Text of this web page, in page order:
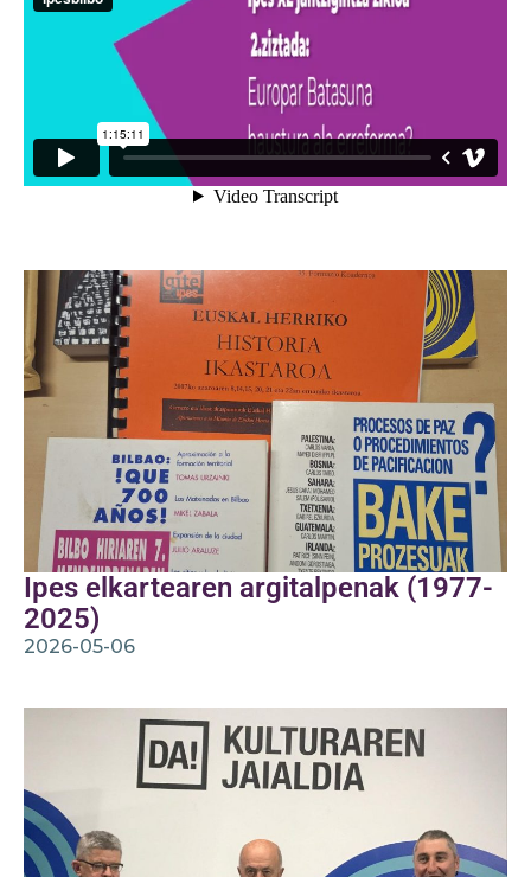
Ipes elkartearen argitalpenak (1977-
2025)
2026-05-06